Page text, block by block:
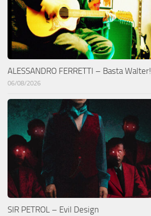
ALESSANDRO FERRETTI – Basta Walter!
06/08/2026
SIR PETROL – Evil Design